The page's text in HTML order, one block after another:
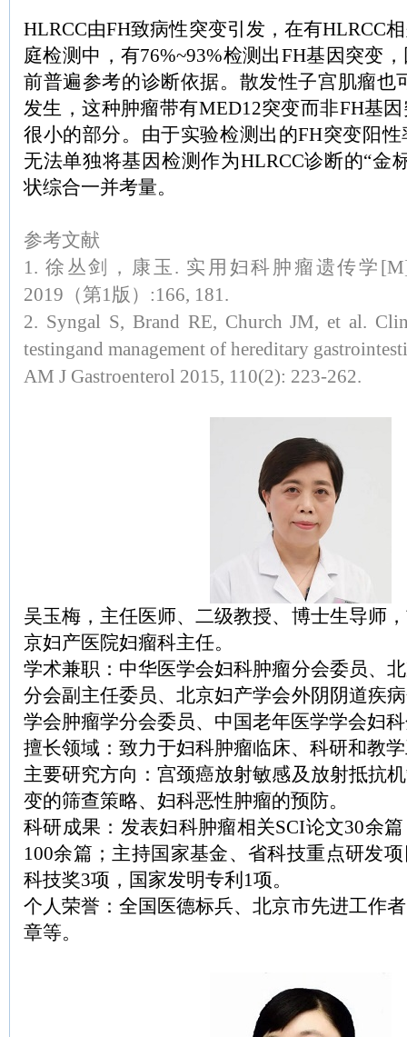
HLRCC由FH致病性突变引发，在有HLRCC
庭检测中，有76%~93%检测出FH基因突变
前普遍参考的诊断依据。散发性子宫肌瘤也
发生，这种肿瘤带有MED12突变而非FH基
很小的部分。由于实验检测出的FH突变阳
无法单独将基因检测作为HLRCC诊断的“金
状综合一并考量。
参考文献
1. 徐丛剑，康玉. 实用妇科肿瘤遗传学
2019（第1版）:166, 181.
2. Syngal S, Brand RE, Church JM, et al.
testingand management of hereditary
AM J Gastroenterol 2015, 110(2): 223-262.
吴玉梅，主任医师、二级教授、博士生导师
京妇产医院妇瘤科主任。
学术兼职：中华医学会妇科肿瘤分会委员、
分会副主任委员、北京妇产学会外阴阴道疾
学会肿瘤学分会委员、中国老年医学学会妇
擅长领域：致力于妇科肿瘤临床、科研和教
主要研究方向：宫颈癌放射敏感及放射抵抗
变的筛查策略、妇科恶性肿瘤的预防。
科研成果：发表妇科肿瘤相关SCI论文30余
100余篇；主持国家基金、省科技重点研发
科技奖3项，国家发明专利1项。
个人荣誉：全国医德标兵、北京市先进工作
章等。